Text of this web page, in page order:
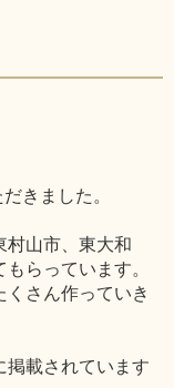
きました。
村山市、東大和
らっています。
さん作っていき
掲載されています